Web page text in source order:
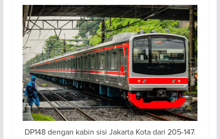
DP148 dengan kabin sisi Jakarta Kota dari 205-147.